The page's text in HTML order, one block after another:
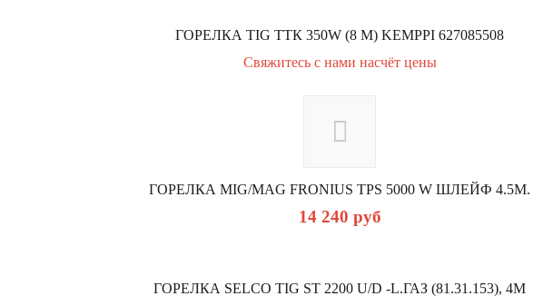
ГОРЕЛКА TIG TTК 350W (8 М) KEMPPI 627085508
Свяжитесь с нами насчёт цены
ГОРЕЛКА MIG/MAG FRONIUS TPS 5000 W ШЛЕЙФ 4.5М.
14 240 руб
ГОРЕЛКА SELCO TIG ST 2200 U/D -L.ГАЗ (81.31.153), 4М